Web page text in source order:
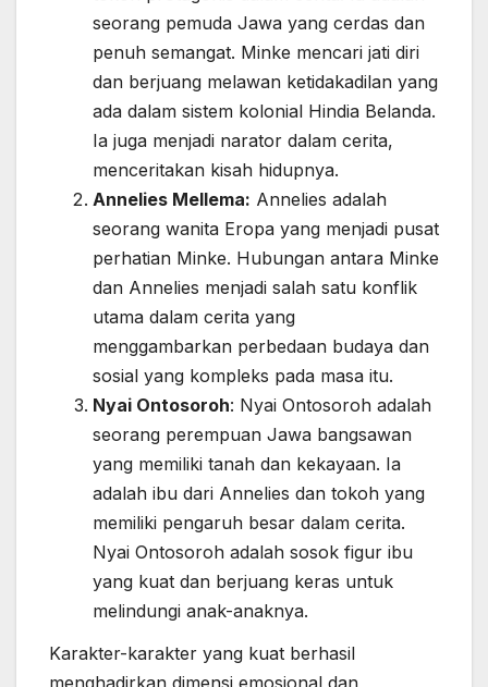
seorang pemuda Jawa yang cerdas dan
penuh semangat. Minke mencari jati diri
dan berjuang melawan ketidakadilan yang
ada dalam sistem kolonial Hindia Belanda.
Ia juga menjadi narator dalam cerita,
menceritakan kisah hidupnya.
Annelies Mellema: Annelies adalah
seorang wanita Eropa yang menjadi pusat
perhatian Minke. Hubungan antara Minke
dan Annelies menjadi salah satu konflik
utama dalam cerita yang
menggambarkan perbedaan budaya dan
sosial yang kompleks pada masa itu.
Nyai Ontosoroh: Nyai Ontosoroh adalah
seorang perempuan Jawa bangsawan
yang memiliki tanah dan kekayaan. Ia
adalah ibu dari Annelies dan tokoh yang
memiliki pengaruh besar dalam cerita.
Nyai Ontosoroh adalah sosok figur ibu
yang kuat dan berjuang keras untuk
melindungi anak-anaknya.
Karakter-karakter yang kuat berhasil